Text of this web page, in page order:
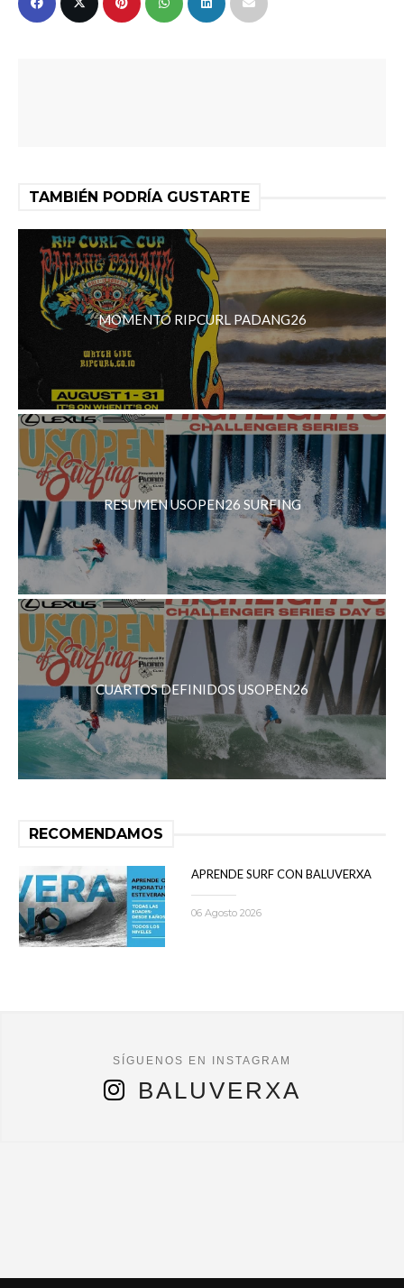
TAMBIÉN PODRÍA GUSTARTE
MOMENTO RIPCURL PADANG26
RESUMEN USOPEN26 SURFING
CUARTOS DEFINIDOS USOPEN26
RECOMENDAMOS
APRENDE SURF CON BALUVERXA
06 Agosto 2026
BALUVERXA